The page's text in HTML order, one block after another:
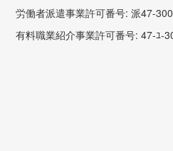
労働者派遣事業許可番号: 派47-
有料職業紹介事業許可番号: 47-ﾕ-